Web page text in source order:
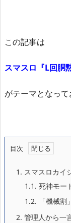
この記事は
スマスロ『L回胴
がテーマとなって
目次
1. スマスロカイ
1.1. 死神モー
1.2. 「機械割
2. 管理人から一